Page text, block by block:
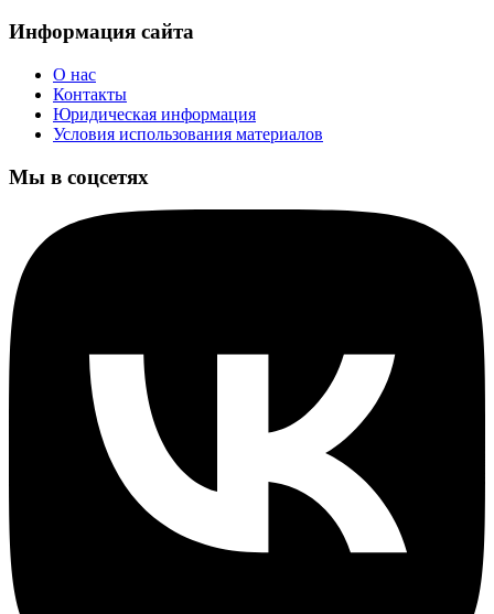
Информация сайта
О нас
Контакты
Юридическая информация
Условия использования материалов
Мы в соцсетях